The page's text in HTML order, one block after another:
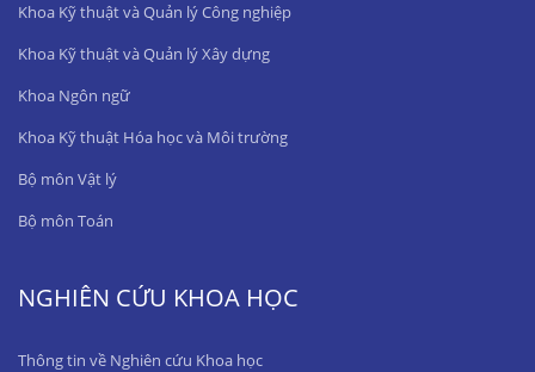
Khoa Kỹ thuật và Quản lý Công nghiệp
Khoa Kỹ thuật và Quản lý Xây dựng
Khoa Ngôn ngữ
Khoa Kỹ thuật Hóa học và Môi trường
Bộ môn Vật lý
Bộ môn Toán
NGHIÊN CỨU KHOA HỌC
Thông tin về Nghiên cứu Khoa học